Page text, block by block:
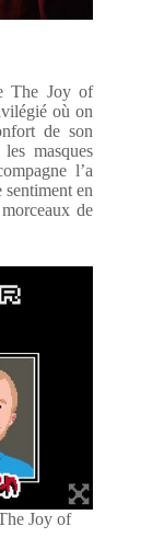
The Joy of
où on
de son
masques
l’a
en
de
Joy of